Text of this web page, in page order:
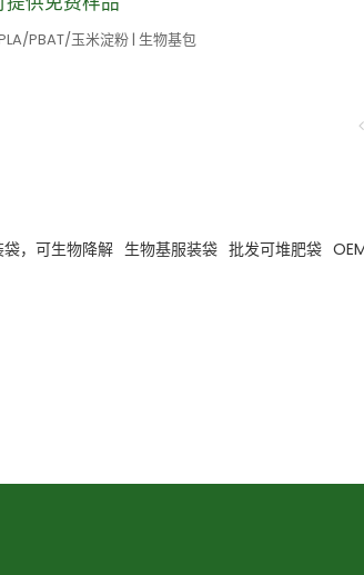
PBAT/玉米淀粉 | 生物基包
，可生物降解 生物基服装袋 批发可堆肥袋